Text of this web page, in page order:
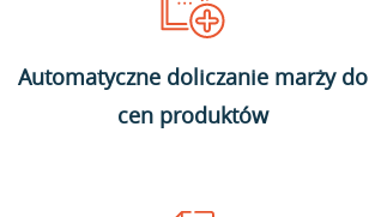
Automatyczne doliczanie marży do
cen produktów